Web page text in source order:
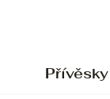
Přívěsky